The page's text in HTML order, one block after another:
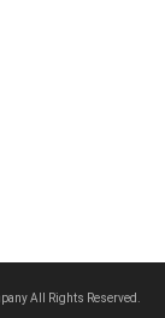
All Rights Reserved.